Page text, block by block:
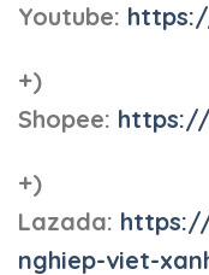
Youtube:
+)
Shopee:
+)
Lazada:
nghiep-viet-